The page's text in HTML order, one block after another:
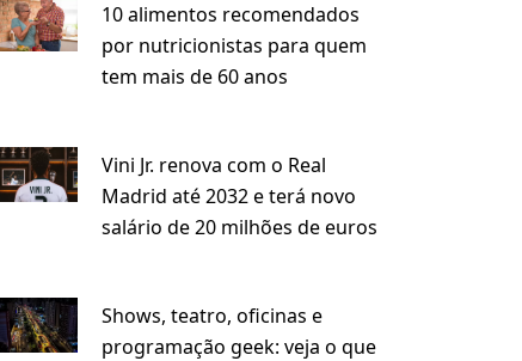
10 alimentos recomendados
por nutricionistas para quem
tem mais de 60 anos
Vini Jr. renova com o Real
Madrid até 2032 e terá novo
salário de 20 milhões de euros
Shows, teatro, oficinas e
programação geek: veja o que